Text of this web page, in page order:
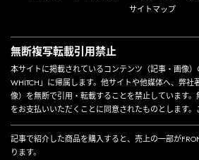
サイトマップ
無断複写転載引用禁止
本サイトに掲載されているコンテンツ（記事・画像
WHITCH」に帰属します。他サイトや他媒体へ、弊
像）を無断で引用・転載することを禁止しています
をお支払いいただくことに同意されたものとします。
記事で紹介した商品を購入すると、売上の一部が
ります。